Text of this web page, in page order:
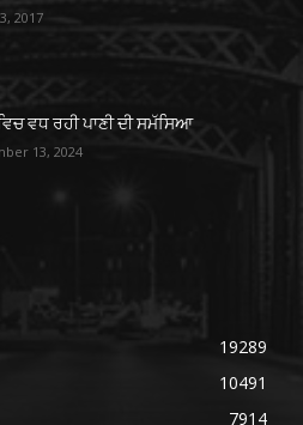
2017
ਵਧ ਰਹੀ ਪਾਣੀ ਦੀ ਸਮੱਸਿਆ
13, 2024
19289
10491
7914